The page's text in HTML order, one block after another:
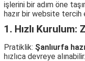
işlerini bir adım öne
hazır bir website tercih
1. Hızlı Kurulum:
Pratiklik: Şanlıurfa
hızlıca devreye alınabilir.